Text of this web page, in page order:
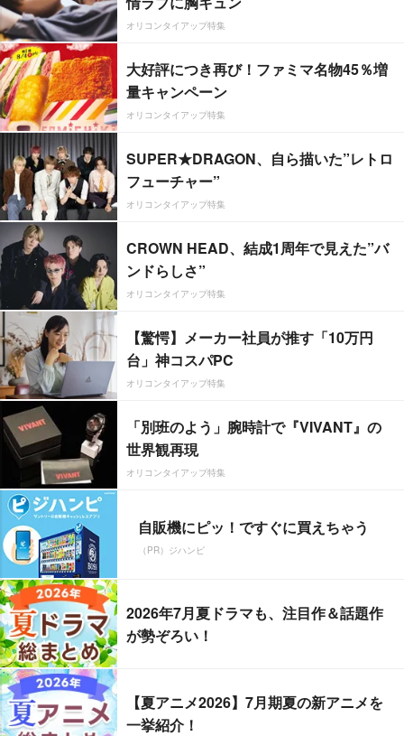
オリコンタイアップ特集
大好評につき再び！ファミマ名物45％増
量キャンペーン
オリコンタイアップ特集
SUPER★DRAGON、自ら描いた”レトロ
フューチャー”
オリコンタイアップ特集
CROWN HEAD、結成1周年で見えた”バ
ンドらしさ”
オリコンタイアップ特集
【驚愕】メーカー社員が推す「10万円
台」神コスパPC
オリコンタイアップ特集
「別班のよう」腕時計で『VIVANT』の
世界観再現
オリコンタイアップ特集
自販機にピッ！ですぐに買えちゃう
（PR）ジハンピ
2026年7月夏ドラマも、注目作＆話題作
が勢ぞろい！
【夏アニメ2026】7月期夏の新アニメを
一挙紹介！